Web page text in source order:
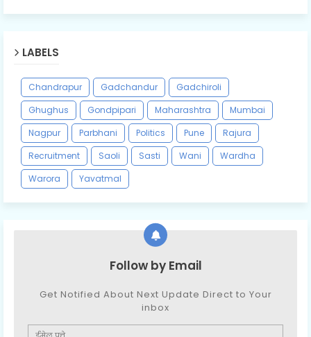
LABELS
Chandrapur Gadchandur
Gadchiroli
Ghughus
Gondpipari Maharashtra
Mumbai
Nagpur
Parbhani Politics Pune
Rajura
Recruitment
Saoli Sasti Wani
Wardha
Warora
Yavatmal
Follow by Email
Get Notified About Next Update Direct to Your
inbox